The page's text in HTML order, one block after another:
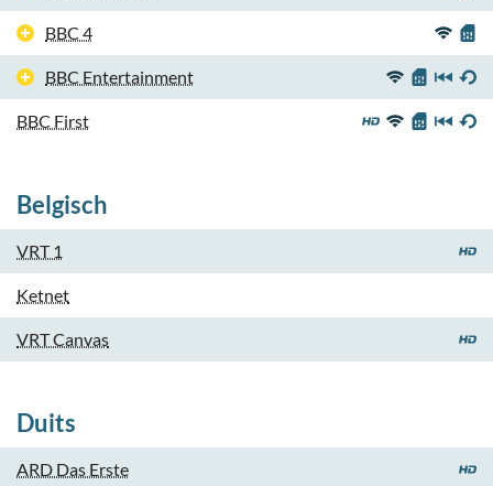
BBC 4
BBC Entertainment
BBC First
Belgisch
VRT 1
Ketnet
VRT Canvas
Duits
ARD Das Erste